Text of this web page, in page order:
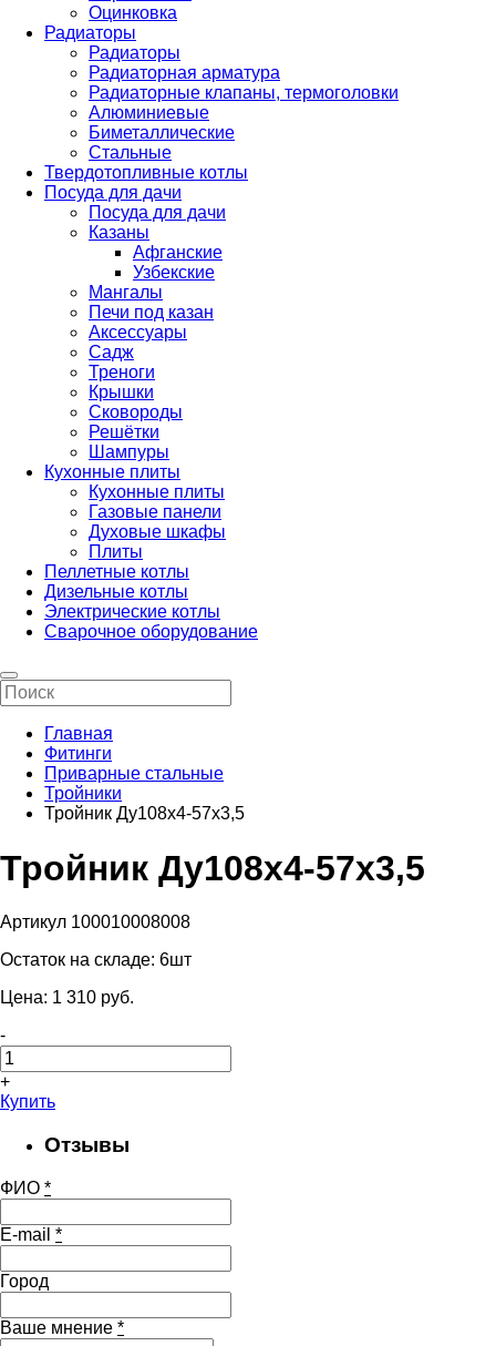
Оцинковка
Радиаторы
Радиаторы
Радиаторная арматура
Радиаторные клапаны, термоголовки
Алюминиевые
Биметаллические
Стальные
Твердотопливные котлы
Посуда для дачи
Посуда для дачи
Казаны
Афганские
Узбекские
Мангалы
Печи под казан
Аксессуары
Садж
Треноги
Крышки
Сковороды
Решётки
Шампуры
Кухонные плиты
Кухонные плиты
Газовые панели
Духовые шкафы
Плиты
Пеллетные котлы
Дизельные котлы
Электрические котлы
Сварочное оборудование
Главная
Фитинги
Приварные стальные
Тройники
Тройник Ду108х4-57х3,5
Тройник Ду108х4-57х3,5
Артикул 100010008008
Остаток на складе: 6шт
Цена: 1 310 pуб.
-
+
Купить
Отзывы
ФИО *
E-mail *
Город
Ваше мнение *